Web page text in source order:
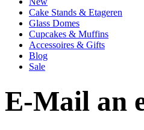
Cake Stands & Etageren
Glass Domes
Cupcakes & Muffins
Accessoires & Gifts
Blog
Sale
E-Mail an